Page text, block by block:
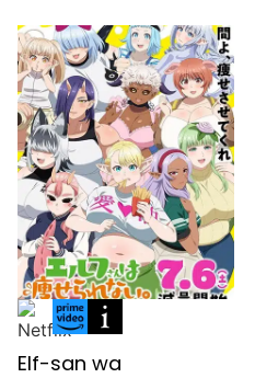
Elf-san wa